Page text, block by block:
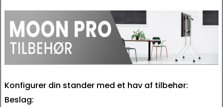
Konfigurer din stander med et hav af tilbehør:
Beslag: